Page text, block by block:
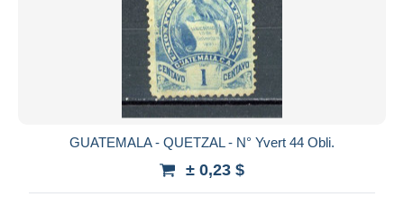
GUATEMALA - QUETZAL - N° Yvert 44 Obli.
± 0,23 $